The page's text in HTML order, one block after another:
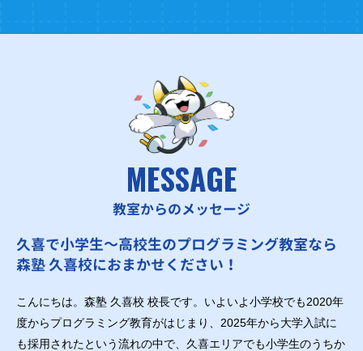
MESSAGE
教室からのメッセージ
久喜で小学生～高校生のプログラミング教室なら
森塾 久喜校におまかせください！
こんにちは。森塾 久喜校 校長です。いよいよ小学校でも2020年
度からプログラミング教育がはじまり、2025年から大学入試に
も採用されたという流れの中で、久喜エリアでも小学生のうちか